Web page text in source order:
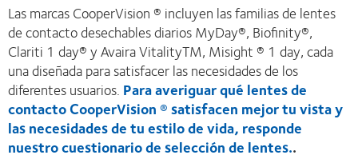
Las marcas CooperVision ® incluyen las familias de lentes
de contacto desechables diarios MyDay®, Biofinity®,
Clariti 1 day® y Avaira VitalityTM, Misight ® 1 day, cada
una diseñada para satisfacer las necesidades de los
diferentes usuarios. Para averiguar qué lentes de
contacto CooperVision ® satisfacen mejor tu vista y
las necesidades de tu estilo de vida, responde
nuestro cuestionario de selección de lentes..